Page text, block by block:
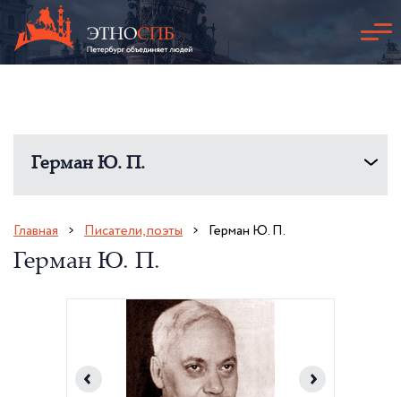
Герман Ю. П.
Главная Писатели, поэты Герман Ю. П.
Герман Ю. П.